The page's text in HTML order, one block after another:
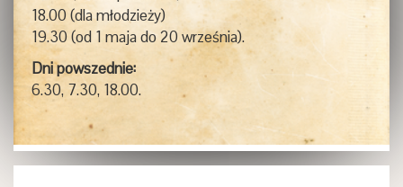
18.00 (dla młodzieży)
19.30 (od 1 maja do 20 września).
Dni powszednie:
6.30, 7.30, 18.00.